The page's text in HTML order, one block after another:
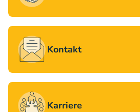
Kontakt
Karriere